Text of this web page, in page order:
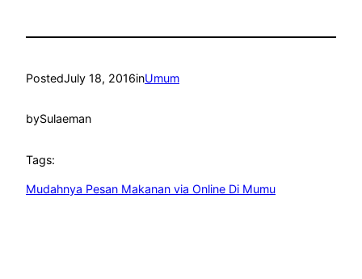
PostedJuly 18, 2016inUmum
bySulaeman
Tags:
Mudahnya Pesan Makanan via Online Di Mumu